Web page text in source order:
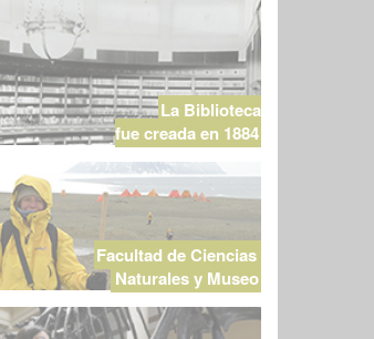
La Biblioteca
fue creada en 1884
Facultad de Ciencias
Naturales y Museo